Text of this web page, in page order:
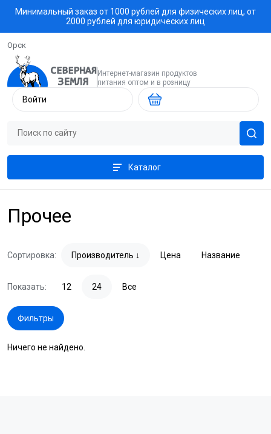
Минимальный заказ от 1000 рублей для физических лиц, от
2000 рублей для юридических лиц
Орск
Интернет-магазин продуктов
питания оптом и в розницу
Войти
Каталог
Прочее
Сортировка: Производитель Цена Название
Показать: 12 24 Все
Фильтры
Ничего не найдено.